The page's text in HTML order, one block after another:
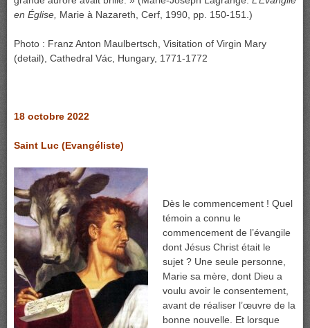
en Église, Marie à Nazareth, Cerf, 1990, pp. 150-151.)
Photo : Franz Anton Maulbertsch, Visitation of Virgin Mary
(detail), Cathedral Vác, Hungary, 1771-1772
18 octobre 2022
Saint Luc (Evangéliste)
Dès le commencement ! Quel
témoin a connu le
commencement de l’évangile
dont Jésus Christ était le
sujet ? Une seule personne,
Marie sa mère, dont Dieu a
voulu avoir le consentement,
avant de réaliser l’œuvre de la
bonne nouvelle. Et lorsque